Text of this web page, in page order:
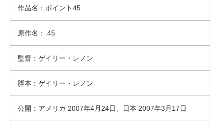
作品名：ポイント45
原作名：.45
監督：ゲイリー・レノン
脚本：ゲイリー・レノン
公開：アメリカ 2007年4月24日、日本 2007年3月17日